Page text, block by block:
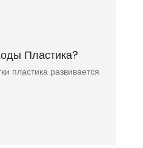
Пластика?
пластика развивается